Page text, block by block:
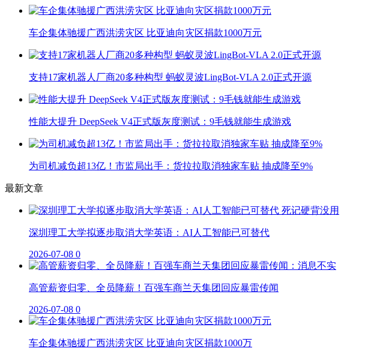
车企集体驰援广西洪涝灾区 比亚迪向灾区捐款1000万元
支持17家机器人厂商20多种构型 蚂蚁灵波LingBot-VLA 2.0正式开源
性能大提升 DeepSeek V4正式版灰度测试：9毛钱就能生成游戏
为司机减负超13亿！市监局出手：货拉拉取消独家车贴 抽成降至9%
最新文章
深圳理工大学拟逐步取消大学英语：AI人工智能已可替代
2026-07-08 0
高管薪资归零、全员降薪！百强车商兰天集团回应暴雷传闻
2026-07-08 0
车企集体驰援广西洪涝灾区 比亚迪向灾区捐款1000万